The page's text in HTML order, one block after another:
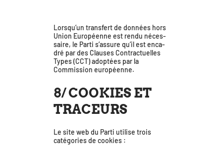
Lorsqu’un trans­fert de don­nées hors
Union Européenne est ren­du néces­
saire, le Parti s’as­sure qu’il est enca­
dré par des Clauses Contractuelles
Types (CCT) adop­tées par la
Commission européenne.
8/ COOKIES ET
TRACEURS
Le site web du Parti uti­lise trois
caté­go­ries de cookies :